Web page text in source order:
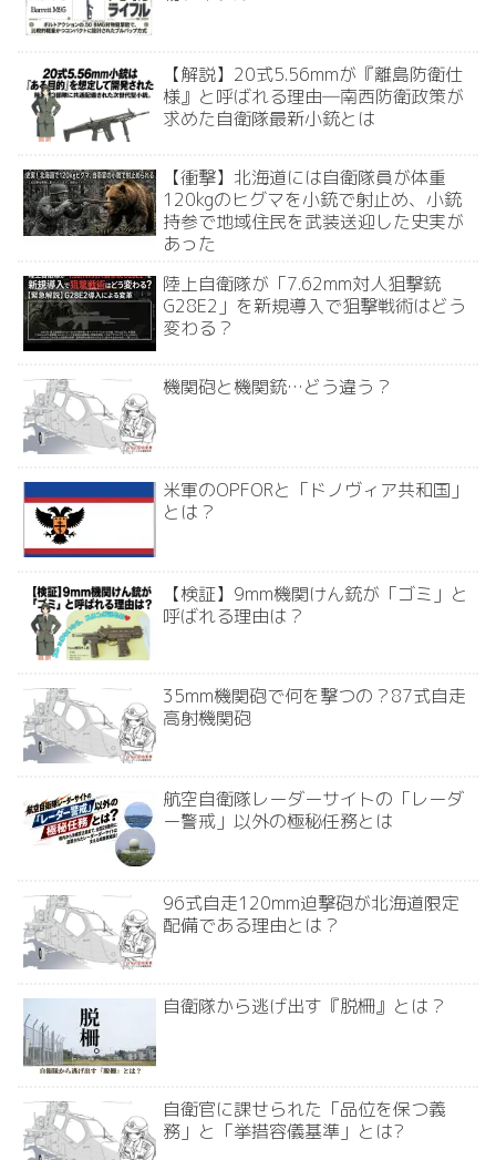
【解説】20式5.56mmが『離島防衛仕
様』と呼ばれる理由―南西防衛政策が
求めた自衛隊最新小銃とは
【衝撃】北海道には自衛隊員が体重
120kgのヒグマを小銃で射止め、小銃
持参で地域住民を武装送迎した史実が
あった
陸上自衛隊が「7.62mm対人狙撃銃
G28E2」を新規導入で狙撃戦術はどう
変わる？
機関砲と機関銃…どう違う？
米軍のOPFORと「ドノヴィア共和国」
とは？
【検証】9mm機関けん銃が「ゴミ」と
呼ばれる理由は？
35mm機関砲で何を撃つの？87式自走
高射機関砲
航空自衛隊レーダーサイトの「レーダ
ー警戒」以外の極秘任務とは
96式自走120mm迫撃砲が北海道限定
配備である理由とは？
自衛隊から逃げ出す『脱柵』とは？
自衛官に課せられた「品位を保つ義
務」と「挙措容儀基準」とは?